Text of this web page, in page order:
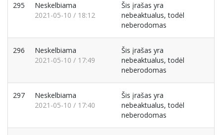
295
Neskelbiama
2021-05-10 / 18:12
Šis įrašas yra
nebeaktualus, todėl
neberodomas
296
Neskelbiama
2021-05-10 / 17:49
Šis įrašas yra
nebeaktualus, todėl
neberodomas
297
Neskelbiama
2021-05-10 / 17:40
Šis įrašas yra
nebeaktualus, todėl
neberodomas